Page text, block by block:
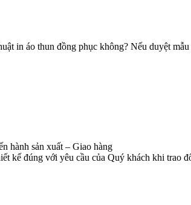
in áo thun đồng phục không? Nếu duyệt
hành sản xuất – Giao hàng
kế đúng với yêu cầu của Quý khách khi trao